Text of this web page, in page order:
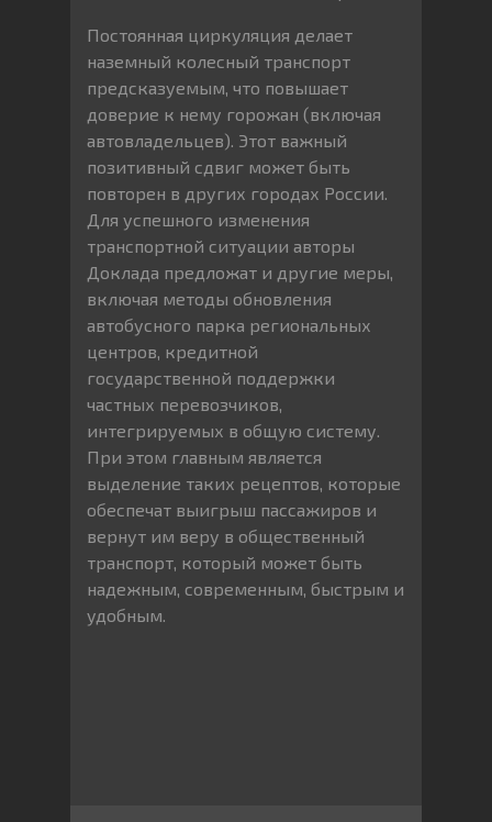
Постоянная циркуляция делает
наземный колесный транспорт
предсказуемым, что повышает
доверие к нему горожан (включая
автовладельцев). Этот важный
позитивный сдвиг может быть
повторен в других городах России.
Для успешного изменения
транспортной ситуации авторы
Доклада предложат и другие меры,
включая методы обновления
автобусного парка региональных
центров, кредитной
государственной поддержки
частных перевозчиков,
интегрируемых в общую систему.
При этом главным является
выделение таких рецептов, которые
обеспечат выигрыш пассажиров и
вернут им веру в общественный
транспорт, который может быть
надежным, современным, быстрым и
удобным.